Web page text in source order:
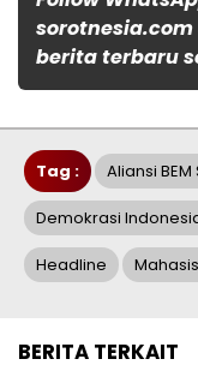
berita terbaru
Tag : Aliansi BEM
Demokrasi
Headline
BERITA TERKAIT